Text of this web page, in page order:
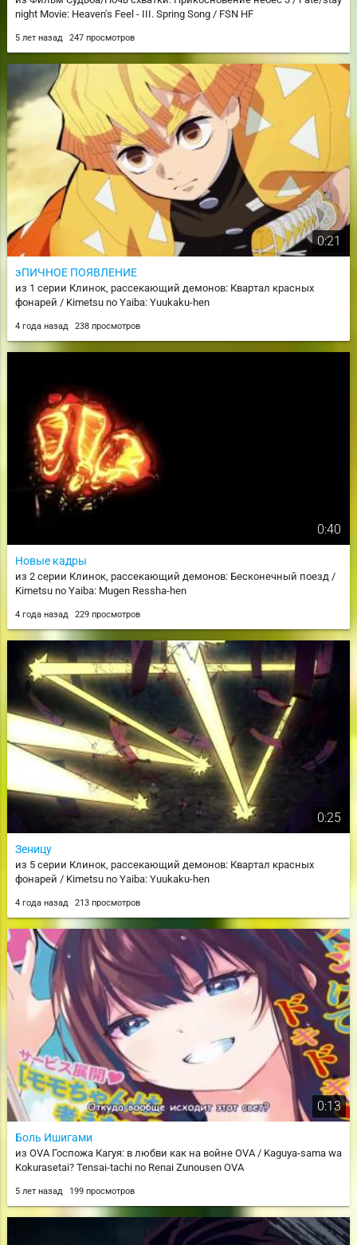
night Movie: Heaven's Feel - III. Spring Song / FSN HF
5 лет назад 247 просмотров
0:21
эПИЧНОЕ ПОЯВЛЕНИЕ
из 1 серии Клинок, рассекающий демонов: Квартал красных
фонарей / Kimetsu no Yaiba: Yuukaku-hen
4 года назад 238 просмотров
0:40
Новые кадры
из 2 серии Клинок, рассекающий демонов: Бесконечный поезд /
Kimetsu no Yaiba: Mugen Ressha-hen
4 года назад 229 просмотров
0:25
Зеницу
из 5 серии Клинок, рассекающий демонов: Квартал красных
фонарей / Kimetsu no Yaiba: Yuukaku-hen
4 года назад 213 просмотров
0:13
Боль Ишигами
из OVA Госпожа Кагуя: в любви как на войне OVA / Kaguya-sama wa
Kokurasetai? Tensai-tachi no Renai Zunousen OVA
5 лет назад 199 просмотров